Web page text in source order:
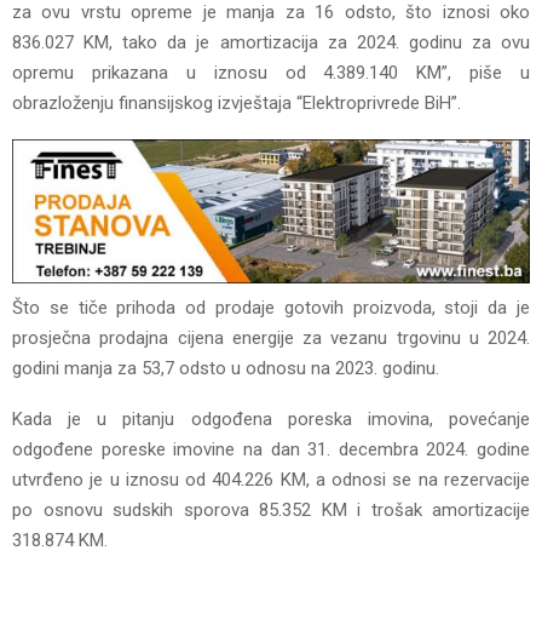
za ovu vrstu opreme je manja za 16 odsto, što iznosi oko
836.027 KM, tako da je amortizacija za 2024. godinu za ovu
opremu prikazana u iznosu od 4.389.140 KM”, piše u
obrazloženju finansijskog izvještaja “Elektroprivrede BiH”.
Što se tiče prihoda od prodaje gotovih proizvoda, stoji da je
prosječna prodajna cijena energije za vezanu trgovinu u 2024.
godini manja za 53,7 odsto u odnosu na 2023. godinu.
Kada je u pitanju odgođena poreska imovina, povećanje
odgođene poreske imovine na dan 31. decembra 2024. godine
utvrđeno je u iznosu od 404.226 KM, a odnosi se na rezervacije
po osnovu sudskih sporova 85.352 KM i trošak amortizacije
318.874 KM.